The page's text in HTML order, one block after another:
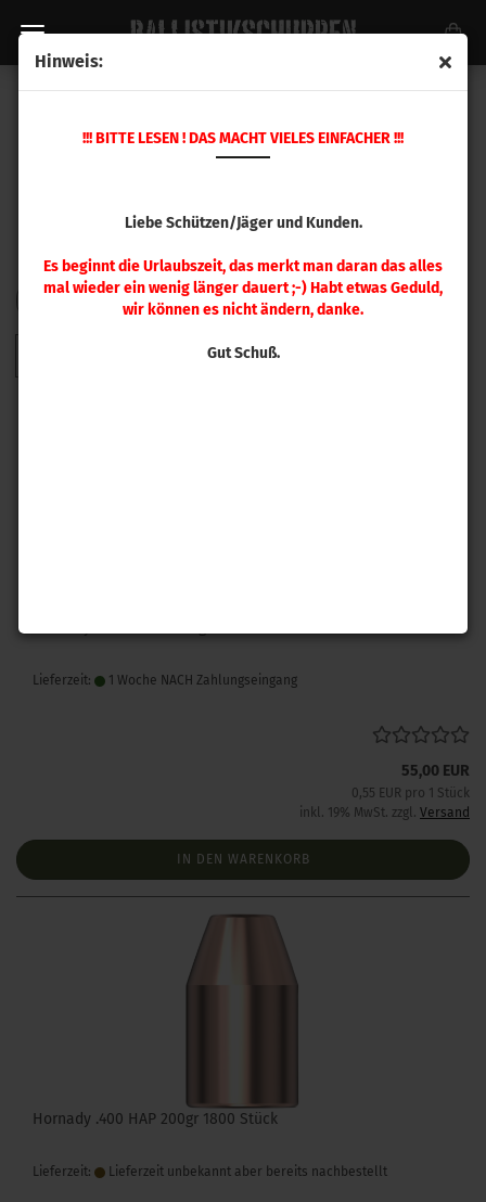
Hinweis:
!!! BITTE LESEN ! DAS MACHT VIELES EINFACHER !!!
Liebe Schützen/Jäger und Kunden.
Es beginnt die Urlaubszeit, das merkt man daran das alles
mal wieder ein wenig länger dauert ;-) Habt etwas Geduld,
wir können es nicht ändern, danke.
Gut Schuß.
FILTERSortieren nach
Sortieren nach 48 pro Seite
pro Seite
6 7 8
Lieferzeit: 1 Woche NACH Zahlungseingang
55,00 EUR
0,55 EUR pro 1 Stück
inkl. 19% MwSt. zzgl. Versand
IN DEN WARENKORB
Hornady .400 HAP 200gr 1800 Stück
Lieferzeit: Lieferzeit unbekannt aber bereits nachbestellt